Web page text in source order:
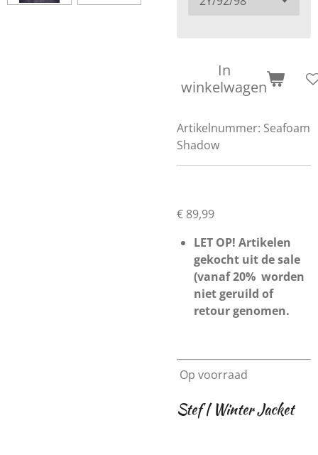
In
winkelwagen
Artikelnummer: Seafoam
Shadow
€ 89,99
LET OP! Artikelen
gekocht uit de sale
(vanaf 20% worden
niet geruild of
retour genomen.
Op voorraad
Stef | Winter Jacket